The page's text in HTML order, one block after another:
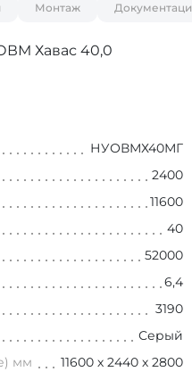
Монтаж
ОВМ Хавас 40,0
НУОВМХ40МГ
2400
11600
40
52000
6,4
3190
Серый
мм
11600 х 2440 х 2800